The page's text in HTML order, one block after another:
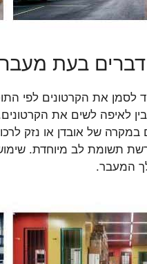
דברים בעת
לסמן את הקרטונים לפי
לאיפה לשים את
במקרה של אובדן או נזק
תשומת לב מיוחדת.
המעבר.